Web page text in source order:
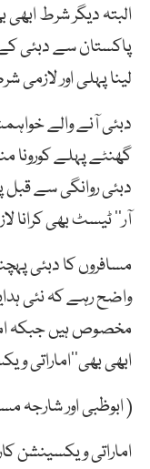
البتہ دیگر شرط ابھی
پاکستان سے دبئی کے
لینا پہلی اور لازمی
گھنٹے پہلے کورونا
دبئی روانگی سے قبل
آر‘‘ ٹیسٹ بھی کرانا
مسافروں کا دبئی
واضح رہے کہ نئی
مخصوص ہیں جبکہ
ابھی بھی’’اماراتی
( ابوظبی اور شارجہ
اماراتی ویکسینشن